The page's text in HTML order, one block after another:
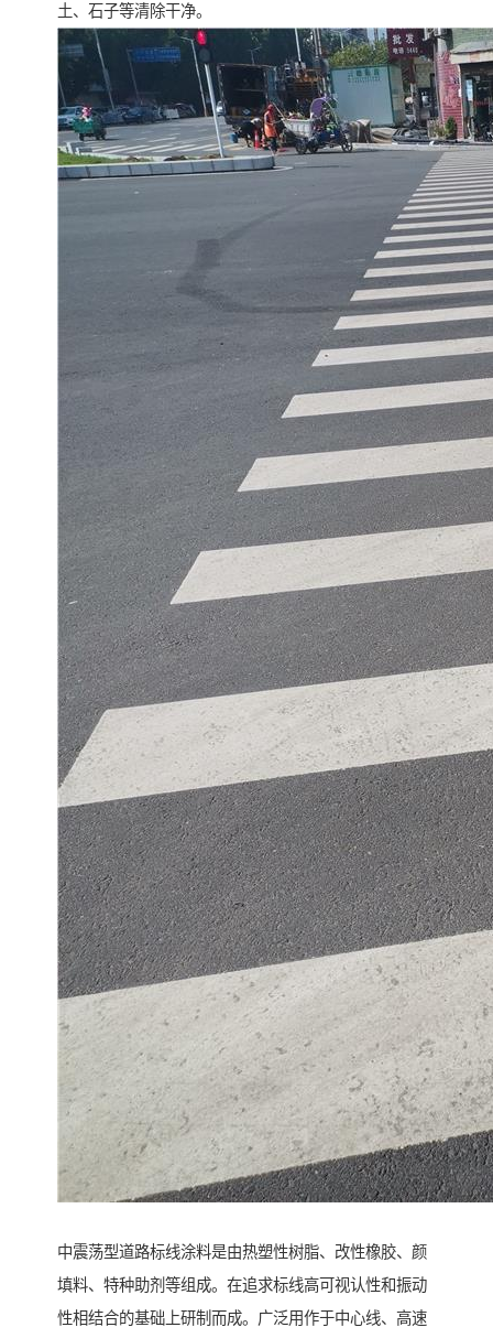
土、石子等清除干净。
中震荡型道路标线涂料是由热塑性树脂、改性橡胶、颜
填料、特种助剂等组成。在追求标线高可视认性和振动
性相结合的基础上研制而成。广泛用作于中心线、高速